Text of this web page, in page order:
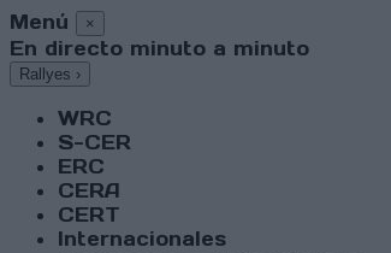
Menú ×
En directo minuto a minuto
Rallyes ›
WRC
S-CER
ERC
CERA
CERT
Internacionales